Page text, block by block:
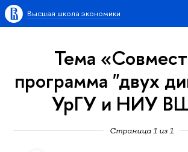
Высшая школа экономики
Тема
программа "двух
УрГУ и НИУ
Страница 1 из 1